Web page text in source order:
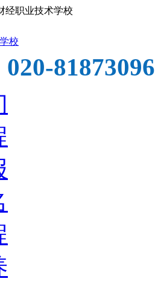
经职业技术学校
020-81873096